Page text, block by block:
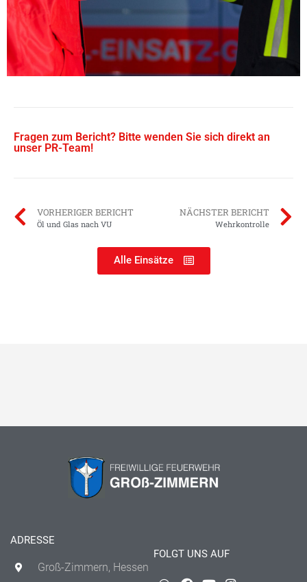
Fragen zum Bericht? Bitte wenden Sie sich direkt an
unser PR-Team!
VORHERIGER BERICHT
Öl und Glas nach VU
NÄCHSTER BERICHT
Wehrkontrolle
Alle Einsätze
ADRESSE
Groß-Zimmern, Hessen
FOLGT UNS AUF